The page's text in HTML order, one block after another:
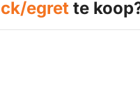
egret te